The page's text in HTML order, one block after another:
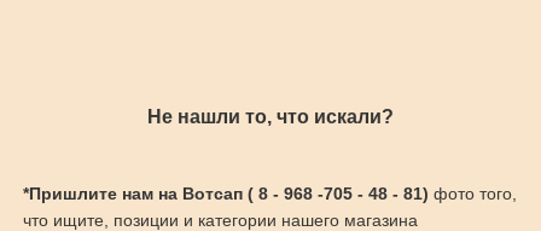
Не нашли то, что искали?
*Пришлите нам на Вотсап ( 8 - 968 -705 - 48 - 81) фото того,
что ищите, позиции и категории нашего магазина